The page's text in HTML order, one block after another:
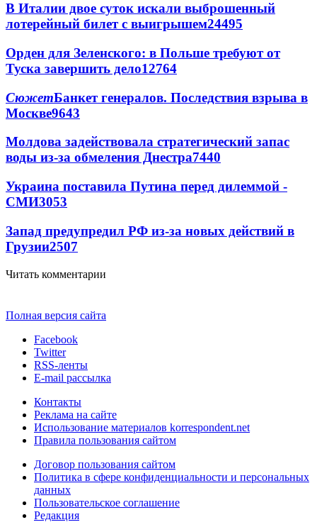
В Италии двое суток искали выброшенный
лотерейный билет с выигрышем24495
Орден для Зеленского: в Польше требуют от
Туска завершить дело12764
СюжетБанкет генералов. Последствия взрыва в
Москве9643
Молдова задействовала стратегический запас
воды из-за обмеления Днестра7440
Украина поставила Путина перед дилеммой -
СМИ3053
Запад предупредил РФ из-за новых действий в
Грузии2507
Читать комментарии
Полная версия сайта
Facebook
Twitter
RSS-ленты
E-mail рассылка
Контакты
Реклама на сайте
Использование материалов korrespondent.net
Правила пользования сайтом
Договор пользования сайтом
Политика в сфере конфиденциальности и персональных
данных
Пользовательское соглашение
Редакция